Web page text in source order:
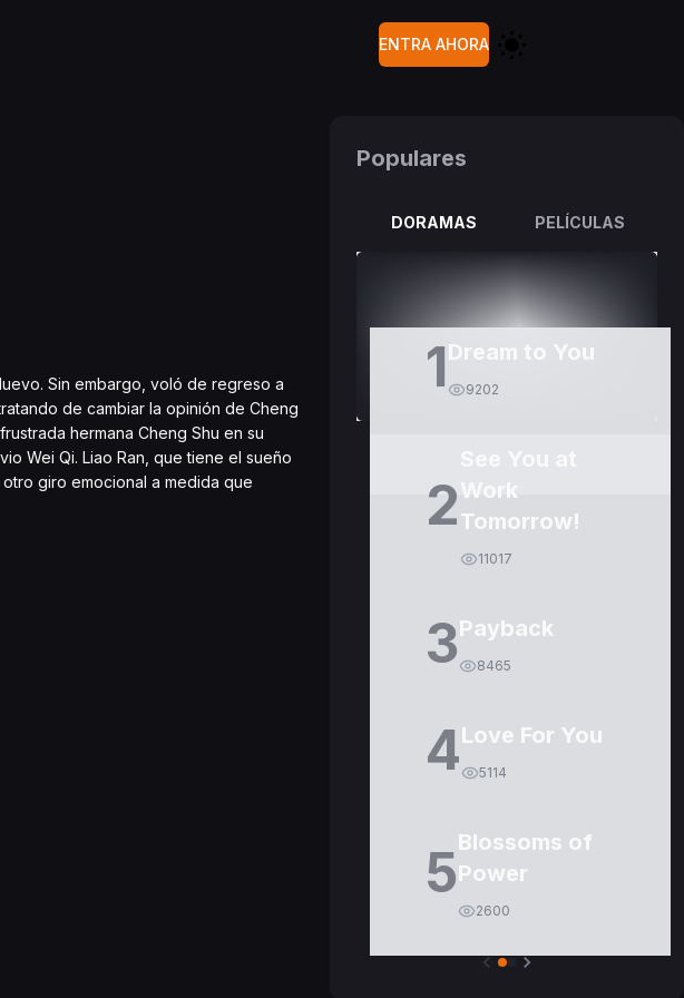
ENTRA AHORA
Sin embargo, voló de regreso a
de cambiar la opinión de Cheng
hermana Cheng Shu en su
Wei Qi. Liao Ran, que tiene el sueño
giro emocional a medida que
Populares
DORAMAS PELÍCULAS
1Dream to You
9202
2Work
Tomorrow!
11017
3Payback
8465
4Love For You
5114
5Blossoms of
Power
2600